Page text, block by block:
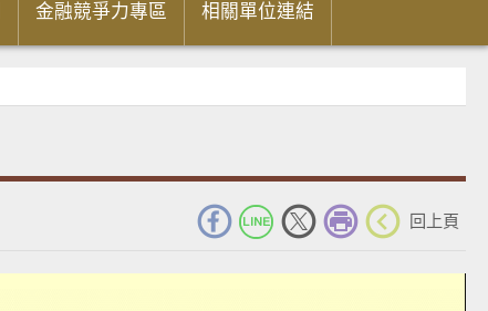
金融競爭力專區 相關單位連結
回上頁